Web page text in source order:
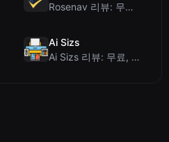
Rosenav 리뷰: 무료 온라인 코사인 유사도 검사기 및 텍스트 차이 비교 도구
Ai Sizs
Ai Sizs 리뷰: 무료, 프라이빗 이미지 유사도 및 블러 감지 도구